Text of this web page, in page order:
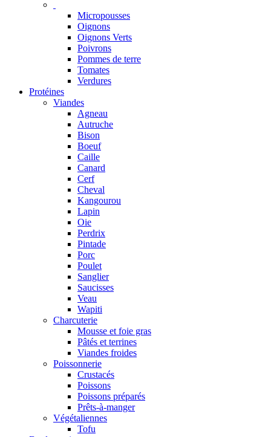
Micropousses
Oignons
Oignons Verts
Poivrons
Pommes de terre
Tomates
Verdures
Protéines
Viandes
Agneau
Autruche
Bison
Boeuf
Caille
Canard
Cerf
Cheval
Kangourou
Lapin
Oie
Perdrix
Pintade
Porc
Poulet
Sanglier
Saucisses
Veau
Wapiti
Charcuterie
Mousse et foie gras
Pâtés et terrines
Viandes froides
Poissonnerie
Crustacés
Poissons
Poissons préparés
Prêts-à-manger
Végétaliennes
Tofu